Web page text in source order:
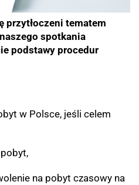
przytłoczeni tematem
spotkania
podstawy procedur
w Polsce, jeśli celem
na pobyt czasowy na